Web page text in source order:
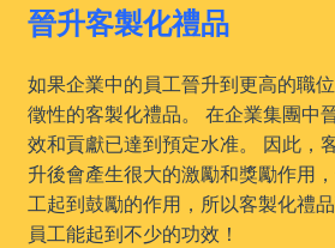
晉升客製化禮品
如果企業中的員工晉升到更高的職
徵性的客製化禮品。 在企業集團中
效和貢獻已達到預定水准。 因此，
升後會產生很大的激勵和獎勵作用
工起到鼓勵的作用，所以客製化禮
員工能起到不少的功效！